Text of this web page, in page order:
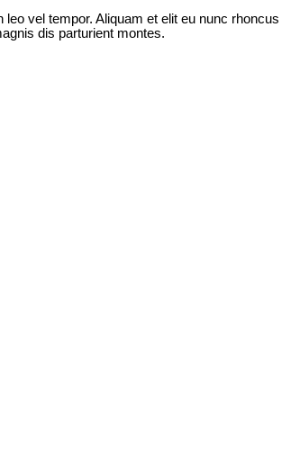
vel tempor. Aliquam et elit eu nunc rhoncus
dis parturient montes.